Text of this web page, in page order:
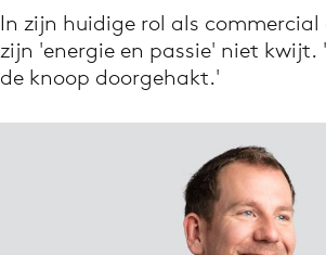
Nieuws app
In zijn huidige rol als
zijn 'energie en passie' niet kwijt.
de knoop doorgehakt.'